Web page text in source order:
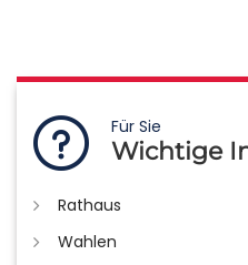
Für Sie
Wichtige
Rathaus
Wahlen